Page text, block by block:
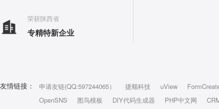
荣获陕西省
专精特新企业
友情链接： 申请友链(QQ:597244065） 捷顺科技 uView
OpenSNS
图鸟模板 DIY代码生成器 PHP中文网